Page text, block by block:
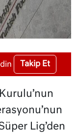
Takip Et
Lig’den